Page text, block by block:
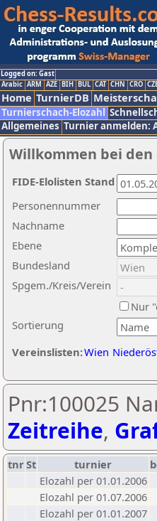
Logged on: Gast
Arabic ARM AZE BIH BUL CAT CHN CRO
Home TurnierDB
Turnierschach-Elozahl
Allgemeines Turnier anmelden:
Willkommen bei den
Nachname
Ebene
Sortierung
Personennummer
Bundesland
Spgem./Kreis/Verein
Nur
Vereinslisten:Wien
FIDE-Elolisten Stand
Pnr:100025
Zeitreihe,
tnrSt turnier
Elozahl per 01.01.2006
Elozahl per 01.07.2006
Elozahl per 01.01.2007